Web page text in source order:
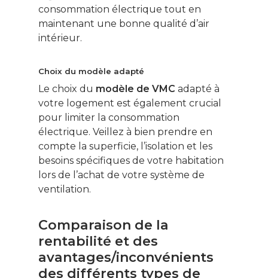
consommation électrique tout en
maintenant une bonne qualité d’air
intérieur.
Choix du modèle adapté
Le choix du modèle de VMC adapté à
votre logement est également crucial
pour limiter la consommation
électrique. Veillez à bien prendre en
compte la superficie, l’isolation et les
besoins spécifiques de votre habitation
lors de l’achat de votre système de
ventilation.
Comparaison de la
rentabilité et des
avantages/inconvénients
des différents types de